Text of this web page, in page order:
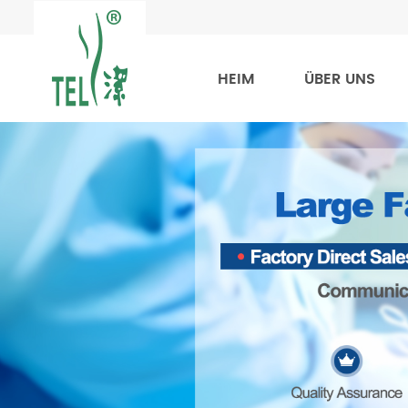
HEIM ÜBER UNS